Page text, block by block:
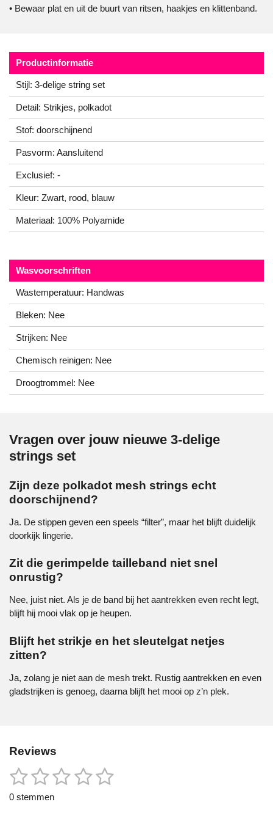
• Bewaar plat en uit de buurt van ritsen, haakjes en klittenband.
Productinformatie
Stijl: 3-delige string set
Detail: Strikjes, polkadot
Stof: doorschijnend
Pasvorm: Aansluitend
Exclusief: -
Kleur: Zwart, rood, blauw
Materiaal: 100% Polyamide
Wasvoorschriften
Wastemperatuur: Handwas
Bleken: Nee
Strijken: Nee
Chemisch reinigen: Nee
Droogtrommel: Nee
Vragen over jouw nieuwe 3-delige
strings set
Zijn deze polkadot mesh strings echt
doorschijnend?
Ja. De stippen geven een speels “filter”, maar het blijft duidelijk
doorkijk lingerie.
Zit die gerimpelde tailleband niet snel
onrustig?
Nee, juist niet. Als je de band bij het aantrekken even recht legt,
blijft hij mooi vlak op je heupen.
Blijft het strikje en het sleutelgat netjes
zitten?
Ja, zolang je niet aan de mesh trekt. Rustig aantrekken en even
gladstrijken is genoeg, daarna blijft het mooi op z’n plek.
Reviews
R
a
t
1
s
2
s
3
s
4 5
S
0 stemmen